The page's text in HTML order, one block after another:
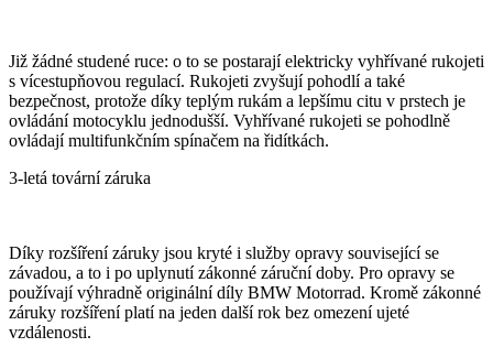
Již žádné studené ruce: o to se postarají elektricky vyhřívané rukojeti
s vícestupňovou regulací. Rukojeti zvyšují pohodlí a také
bezpečnost, protože díky teplým rukám a lepšímu citu v prstech je
ovládání motocyklu jednodušší. Vyhřívané rukojeti se pohodlně
ovládají multifunkčním spínačem na řidítkách.
3-letá tovární záruka
Díky rozšíření záruky jsou kryté i služby opravy související se
závadou, a to i po uplynutí zákonné záruční doby. Pro opravy se
používají výhradně originální díly BMW Motorrad. Kromě zákonné
záruky rozšíření platí na jeden další rok bez omezení ujeté
vzdálenosti.